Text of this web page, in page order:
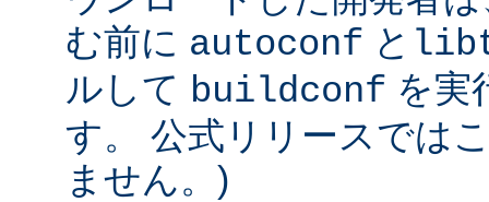
む前に autoconf と
ルして buildconf を実
す。 公式リリースでは
ません。)